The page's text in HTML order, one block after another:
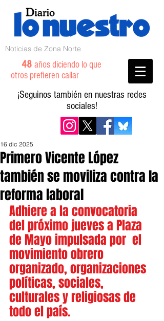
Noticias de Zona Norte
48 años diciendo lo que
otros prefieren callar
¡Seguinos también en nuestras redes
sociales!
Primero Vicente López
también se moviliza contra la
reforma laboral
16 dic 2025
Adhiere a la convocatoria
del próximo jueves a Plaza
de Mayo impulsada por  el
movimiento obrero
organizado, organizaciones
políticas, sociales,
culturales y religiosas de
todo el país.